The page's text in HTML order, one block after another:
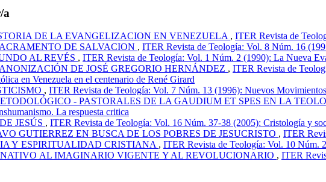
a
DE LA EVANGELIZACION EN VENEZUELA , ITER Revista de
DE SALVACION , ITER Revista de Teología: Vol. 8 Núm. 16
AL REVÉS , ITER Revista de Teología: Vol. 1 Núm. 2 (1990): La Nueva
DE JOSÉ GREGORIO HERNÁNDEZ , ITER Revista de
en Venezuela en el centenario de René Girard
, ITER Revista de Teología: Vol. 7 Núm. 13 (1996): Nuevos
- PASTORALES DE LA GAUDIUM ET SPES EN LA
La respuesta critica
JESÚS , ITER Revista de Teología: Vol. 16 Núm. 37-38 (2005): Cristología y
GUTIERREZ EN BUSCA DE LOS POBRES DE JESUCRISTO , ITER
Y ESPIRITUALIDAD CRISTIANA , ITER Revista de Teología: Vol. 10 Núm.
AL IMAGINARIO VIGENTE Y AL REVOLUCIONARIO , ITER